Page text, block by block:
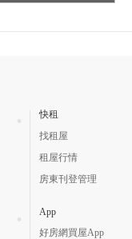
快租
找租屋
租屋行情
房東刊登管理
App
好房網買屋App